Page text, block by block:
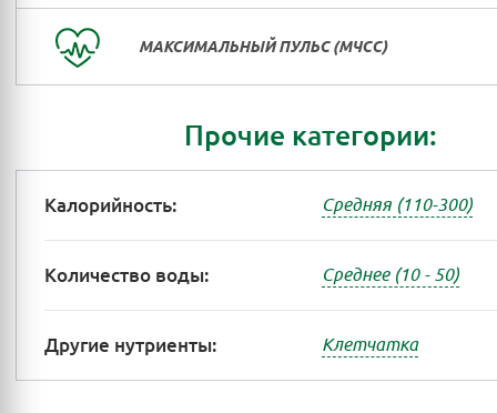
МАКСИМАЛЬНЫЙ ПУЛЬС (МЧСС)
Прочие категории:
Калорийность: Средняя (110-300)
Количество воды: Среднее (10 - 50)
Другие нутриенты: Клетчатка